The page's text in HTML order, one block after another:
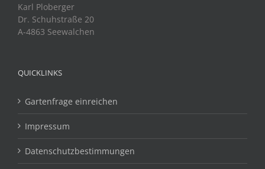
Karl Ploberger
Dr. Schuhstraße 20
A-4863 Seewalchen
QUICKLINKS
Gartenfrage einreichen
Impressum
Datenschutzbestimmungen